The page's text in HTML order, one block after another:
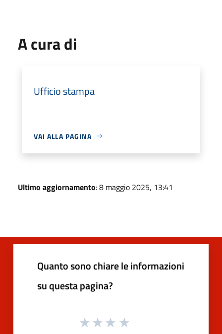
A cura di
Ufficio stampa
VAI ALLA PAGINA
Ultimo aggiornamento: 8 maggio 2025, 13:41
Quanto sono chiare le informazioni
su questa pagina?